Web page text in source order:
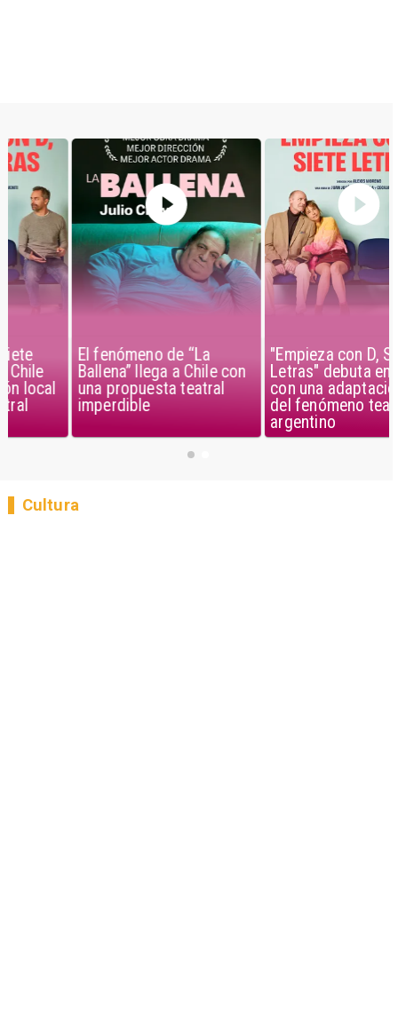
El fenómeno de “La
Ballena” llega a Chile con
una propuesta teatral
imperdible
"Empieza con D, Siete
Letras" debuta en Chile
con una adaptación local
del fenómeno teatral
argentino
Cultura